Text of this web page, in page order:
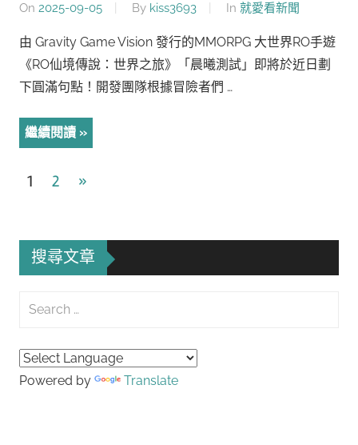
On 2025-09-05 By kiss3693 In 就愛看新聞
由 Gravity Game Vision 發行的MMORPG 大世界RO手遊
《RO仙境傳說：世界之旅》「晨曦測試」即將於近日劃
下圓滿句點！開發團隊根據冒險者們 …
繼續閱讀
文
導
覽
1 2
Next
»
搜尋文章
Search
Powered by Translate